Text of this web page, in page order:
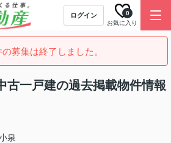
ログイン
お気に入り
0
募集は終了しました。
古一戸建の過去掲載物件情報
泉